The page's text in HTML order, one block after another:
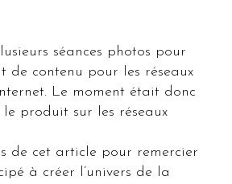
séances photos pour
de contenu pour les réseaux
Le moment était donc
produit sur les réseaux
de cet article pour remercier
à créer l’univers de la